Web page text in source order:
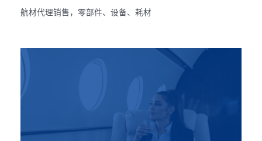
航材代理销售，零部件、设备、耗材